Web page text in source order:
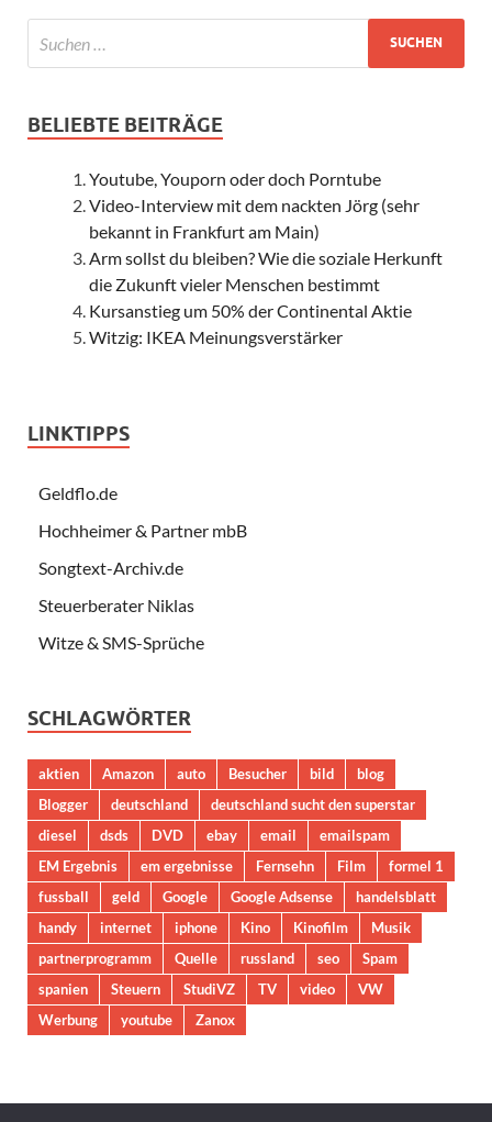
BELIEBTE BEITRÄGE
Youtube, Youporn oder doch Porntube
Video-Interview mit dem nackten Jörg (sehr
bekannt in Frankfurt am Main)
Arm sollst du bleiben? Wie die soziale Herkunft
die Zukunft vieler Menschen bestimmt
Kursanstieg um 50% der Continental Aktie
Witzig: IKEA Meinungsverstärker
LINKTIPPS
Geldflo.de
Hochheimer & Partner mbB
Songtext-Archiv.de
Steuerberater Niklas
Witze & SMS-Sprüche
SCHLAGWÖRTER
aktien Amazon auto Besucher bild
blog
Blogger
deutschland
deutschland sucht den superstar
diesel
dsds DVD ebay email
emailspam
EM Ergebnis
em ergebnisse Fernsehn Film
formel 1
fussball
geld Google Google Adsense
handelsblatt
handy
internet iphone Kino Kinofilm
Musik
partnerprogramm
Quelle russland seo
Spam
spanien
Steuern StudiVZ TV video
VW
Werbung
youtube Zanox